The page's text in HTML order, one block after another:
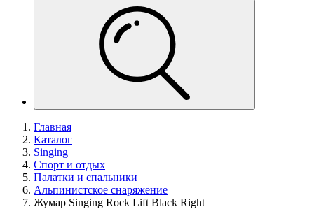
Главная
Каталог
Singing
Спорт и отдых
Палатки и спальники
Альпинистское снаряжение
Жумар Singing Rock Lift Black Right